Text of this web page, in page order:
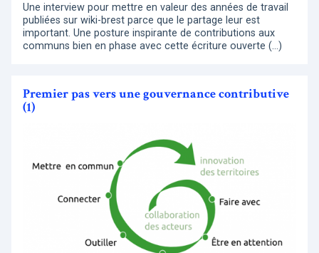
Une interview pour mettre en valeur des années de travail
publiées sur wiki-brest parce que le partage leur est
important. Une posture inspirante de contributions aux
communs bien en phase avec cette écriture ouverte (…)
Premier pas vers une gouvernance contributive
(1)